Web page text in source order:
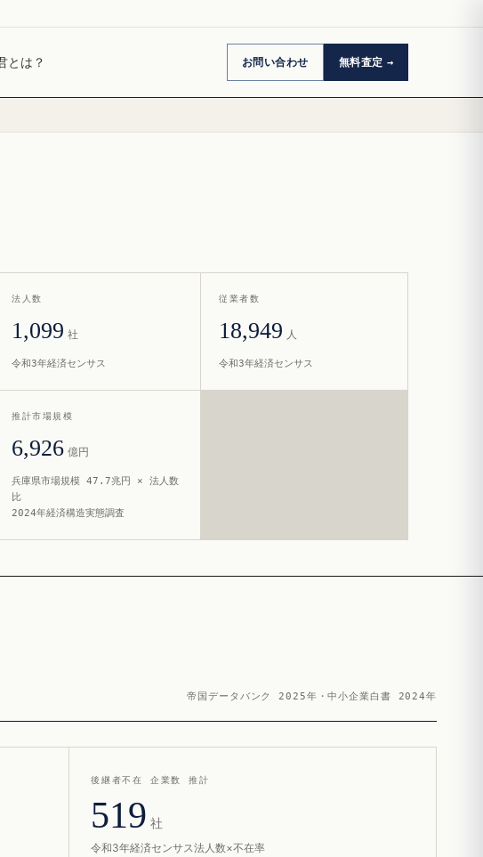
とは？ お問い合わせ 無料査定
法人数
1,099 社
令和3年経済センサス
従業者数
18,949 人
令和3年経済センサス
推計市場規模
6,926 億円
兵庫県市場規模 47.7兆円 × 法人数
比
2024年経済構造実態調査
帝国データバンク 2025年・中小企業白書 2024年
後継者不在 企業数 推計
519 社
令和3年経済センサス法人数×不在率